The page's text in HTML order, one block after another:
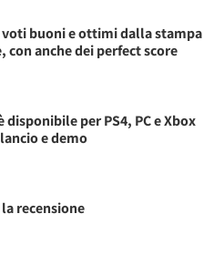
voti buoni e ottimi dalla stampa
con anche dei perfect score
disponibile per PS4, PC e Xbox
e demo
recensione